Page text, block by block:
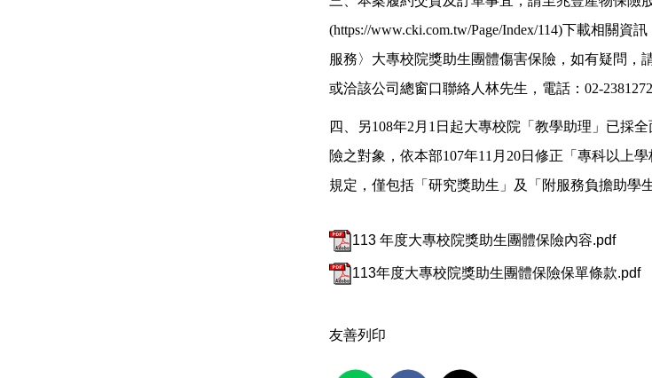
(https://www.cki.com.tw/Page/Index/114)下載相關
服務〉大專校院獎助生團體傷害保險，如有疑問，
或洽該公司總窗口聯絡人林先生，電話：02-
四、另108年2月1日起大專校院「教學助理」已採
險之對象，依本部107年11月20日修正「專科以上
規定，僅包括「研究獎助生」及「附服務負擔助學
113 年度大專校院獎助生團體保險內容.pdf
113年度大專校院獎助生團體保險保單條款.pdf
友善列印